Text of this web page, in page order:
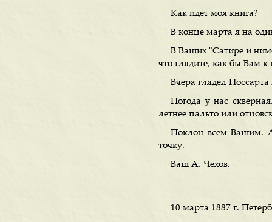
Как идет моя книга?
В конце марта я на
В Ваших "Сатире и
что глядите, как бы Вам к
Вчера глядел
Погода у нас
летнее пальто или
Поклон всем Вашим. А
точку.
Ваш А. Чехов.
10 марта 1887 г.